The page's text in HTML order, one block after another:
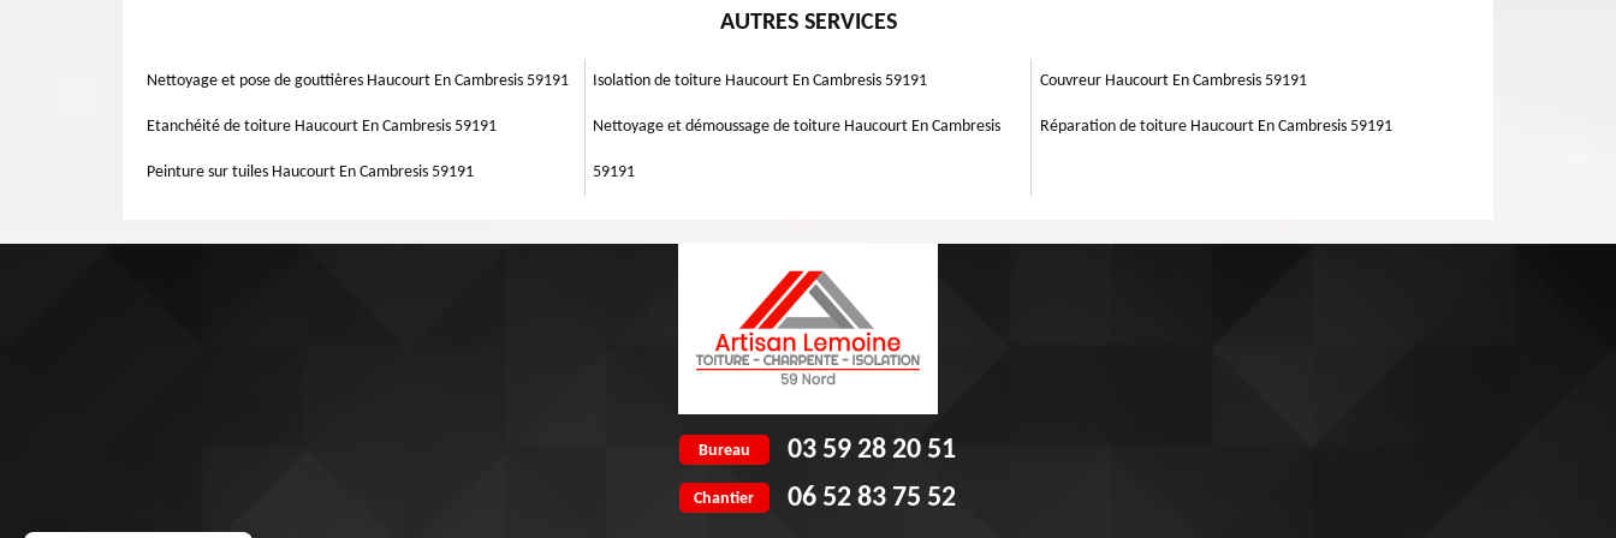
rénovation fiable de votre façade. Nous allons étudier l’état de vos murs extérieurs pour une définition précise des rénovations à
des normes de l’art, mais également selon vos nécessités, nous tacherons de mettre en œuvre des travaux qui conviennent bien à
AUTRES SERVICES
Nettoyage et pose de gouttières Haucourt En Cambresis 59191
Etanchéité de toiture Haucourt En Cambresis 59191
Peinture sur tuiles Haucourt En Cambresis 59191
Isolation de toiture Haucourt En Cambresis 59191
Nettoyage et démoussage de toiture Haucourt En Cambresis
59191
Couvreur Haucourt En Cambresis 59191
Réparation de toiture Haucourt En Cambresis 59191
Bureau 03 59 28 20 51
Chantier 06 52 83 75 52